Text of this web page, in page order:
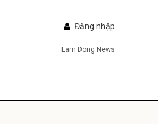
Đăng nhập
Lam Dong News